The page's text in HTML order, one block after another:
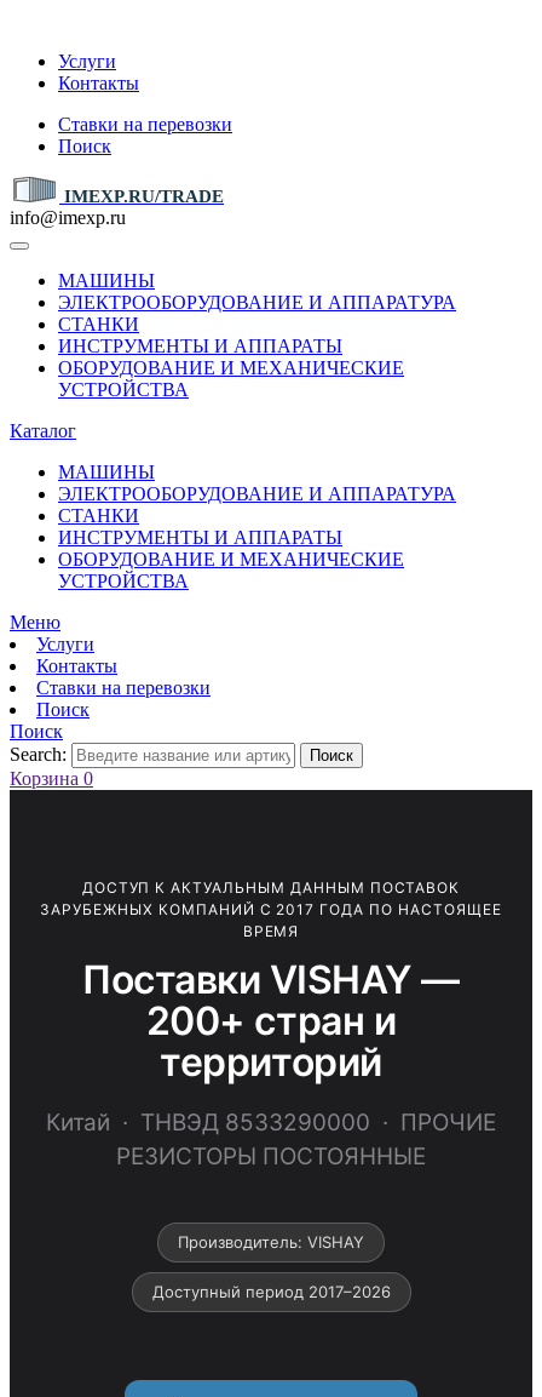
Услуги
Контакты
Ставки на перевозки
Поиск
IMEXP.RU/TRADE
info@imexp.ru
МАШИНЫ
ЭЛЕКТРООБОРУДОВАНИЕ И АППАРАТУРА
СТАНКИ
ИНСТРУМЕНТЫ И АППАРАТЫ
ОБОРУДОВАНИЕ И МЕХАНИЧЕСКИЕ
УСТРОЙСТВА
Каталог
МАШИНЫ
ЭЛЕКТРООБОРУДОВАНИЕ И АППАРАТУРА
СТАНКИ
ИНСТРУМЕНТЫ И АППАРАТЫ
ОБОРУДОВАНИЕ И МЕХАНИЧЕСКИЕ
УСТРОЙСТВА
Меню
Услуги
Контакты
Ставки на перевозки
Поиск
Поиск
Search:
Поиск
Корзина 0
ДОСТУП К АКТУАЛЬНЫМ ДАННЫМ ПОСТАВОК
ЗАРУБЕЖНЫХ КОМПАНИЙ С 2017 ГОДА ПО НАСТОЯЩЕЕ
ВРЕМЯ
Поставки VISHAY —
200+ стран и
территорий
Китай · ТНВЭД 8533290000 · ПРОЧИЕ
РЕЗИСТОРЫ ПОСТОЯННЫЕ
Производитель: VISHAY
Доступный период 2017–2026